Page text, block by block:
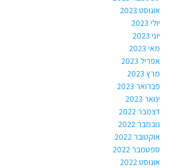
אוגוסט 2023
יולי 2023
יוני 2023
מאי 2023
אפריל 2023
מרץ 2023
פברואר 2023
ינואר 2023
דצמבר 2022
נובמבר 2022
אוקטובר 2022
ספטמבר 2022
אוגוסט 2022